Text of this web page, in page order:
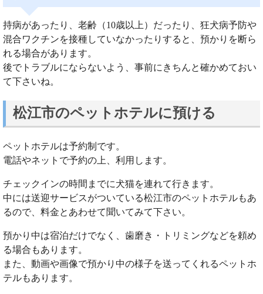
持病があったり、老齢（10歳以上）だったり、狂犬病予防や
混合ワクチンを接種していなかったりすると、預かりを断ら
れる場合があります。
後でトラブルにならないよう、事前にきちんと確かめておい
て下さいね。
松江市のペットホテルに預ける
ペットホテルは予約制です。
電話やネットで予約の上、利用します。
チェックインの時間までに犬猫を連れて行きます。
中には送迎サービスがついている松江市のペットホテルもあ
るので、料金とあわせて聞いてみて下さい。
預かり中は宿泊だけでなく、歯磨き・トリミングなどを頼め
る場合もあります。
また、動画や画像で預かり中の様子を送ってくれるペットホ
テルもあります。